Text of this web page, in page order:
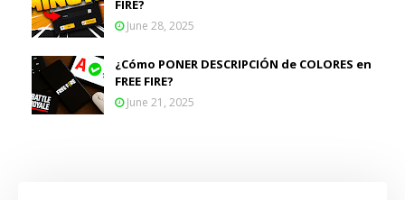
FIRE?
June 28, 2025
¿Cómo PONER DESCRIPCIÓN de COLORES en
FREE FIRE?
June 21, 2025